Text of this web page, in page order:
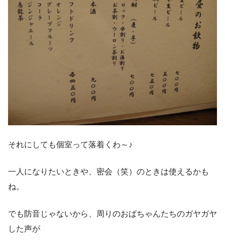
それにしても個室って落着くわ～♪
一人になりたいときや、密会（笑）のときは使えるかも
ね。
でも防音じゃないから、周りのおばちゃんたちのガヤガヤ
した声が